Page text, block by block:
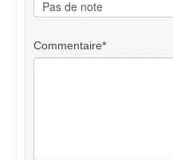
Commentaire*